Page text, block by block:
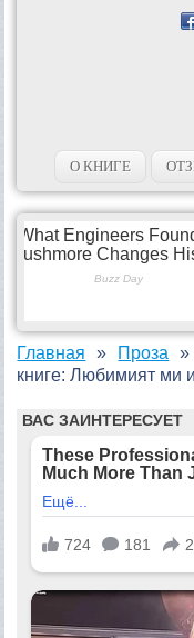
О КНИГЕ
Главная Проза
книге: Любимият ми